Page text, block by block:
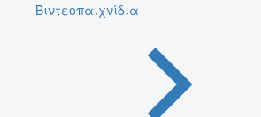
Βιντεοπαιχνίδια